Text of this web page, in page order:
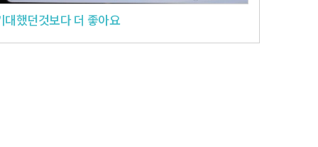
대했던것보다 더 좋아요